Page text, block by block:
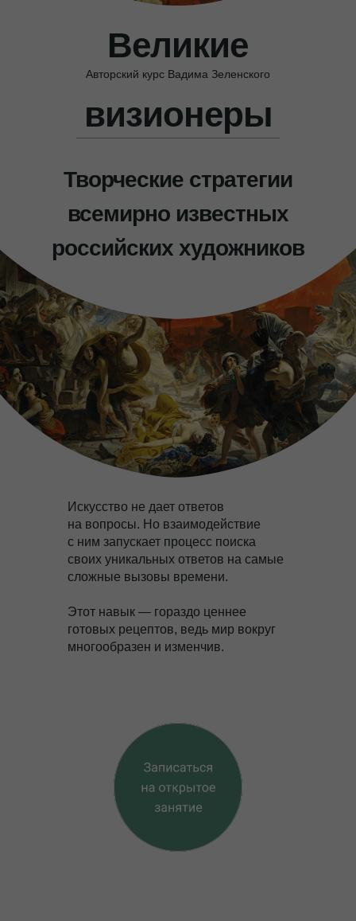
визионеры
Авторский курс Вадима Зеленского
Великие
Творческие стратегии
всемирно известных
российских художников
Искусство не дает ответов
на вопросы. Но взаимодействие
с ним запускает процесс поиска
своих уникальных ответов на самые
сложные вызовы времени.
Этот навык — гораздо ценнее
готовых рецептов, ведь мир вокруг
многообразен и изменчив.